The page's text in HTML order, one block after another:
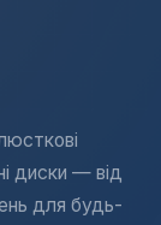
диски — від
для будь-